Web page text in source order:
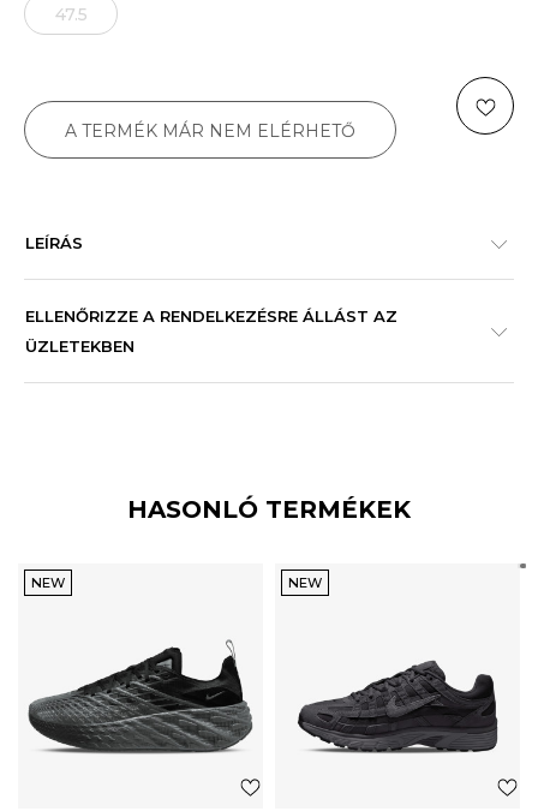
47.5
A TERMÉK MÁR NEM ELÉRHETŐ
LEÍRÁS
ELLENŐRIZZE A RENDELKEZÉSRE ÁLLÁST AZ
ÜZLETEKBEN
HASONLÓ TERMÉKEK
NEW NEW